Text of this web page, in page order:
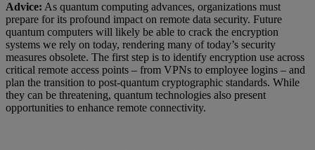
Advice: As quantum computing advances, organizations must
prepare for its profound impact on remote data security. Future
quantum computers will likely be able to crack the encryption
systems we rely on today, rendering many of today’s security
measures obsolete. The first step is to identify encryption use across
critical remote access points – from VPNs to employee logins – and
plan the transition to post-quantum cryptographic standards. While
they can be threatening, quantum technologies also present
opportunities to enhance remote connectivity.